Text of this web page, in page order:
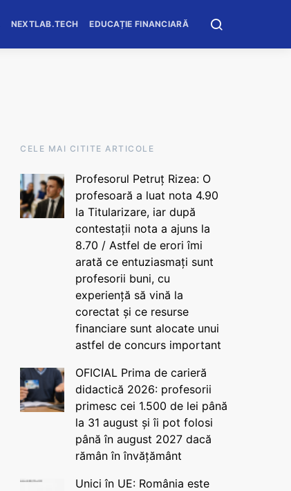
NEXTLAB.TECH EDUCAȚIE FINANCIARĂ
CELE MAI CITITE ARTICOLE
Profesorul Petruț Rizea: O
profesoară a luat nota 4.90
la Titularizare, iar după
contestații nota a ajuns la
8.70 / Astfel de erori îmi
arată ce entuziasmați sunt
profesorii buni, cu
experiență să vină la
corectat și ce resurse
financiare sunt alocate unui
astfel de concurs important
OFICIAL Prima de carieră
didactică 2026: profesorii
primesc cei 1.500 de lei până
la 31 august și îi pot folosi
până în august 2027 dacă
rămân în învățământ
Unici în UE: România este